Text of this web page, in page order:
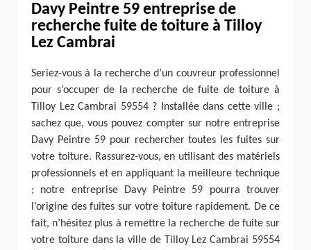
Davy Peintre 59 entreprise de
recherche fuite de toiture à Tilloy
Lez Cambrai
Seriez-vous à la recherche d’un couvreur professionnel
pour s’occuper de la recherche de fuite de toiture à
Tilloy Lez Cambrai 59554 ? Installée dans cette ville ;
sachez que, vous pouvez compter sur notre entreprise
Davy Peintre 59 pour rechercher toutes les fuites sur
votre toiture. Rassurez-vous, en utilisant des matériels
professionnels et en appliquant la meilleure technique
; notre entreprise Davy Peintre 59 pourra trouver
l’origine des fuites sur votre toiture rapidement. De ce
fait, n’hésitez plus à remettre la recherche de fuite sur
votre toiture dans la ville de Tilloy Lez Cambrai 59554